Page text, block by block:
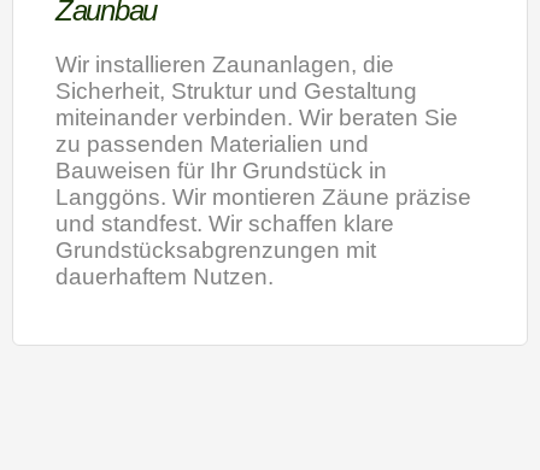
Zaunbau
Wir installieren Zaunanlagen, die
Sicherheit, Struktur und Gestaltung
miteinander verbinden. Wir beraten Sie
zu passenden Materialien und
Bauweisen für Ihr Grundstück in
Langgöns. Wir montieren Zäune präzise
und standfest. Wir schaffen klare
Grundstücksabgrenzungen mit
dauerhaftem Nutzen.